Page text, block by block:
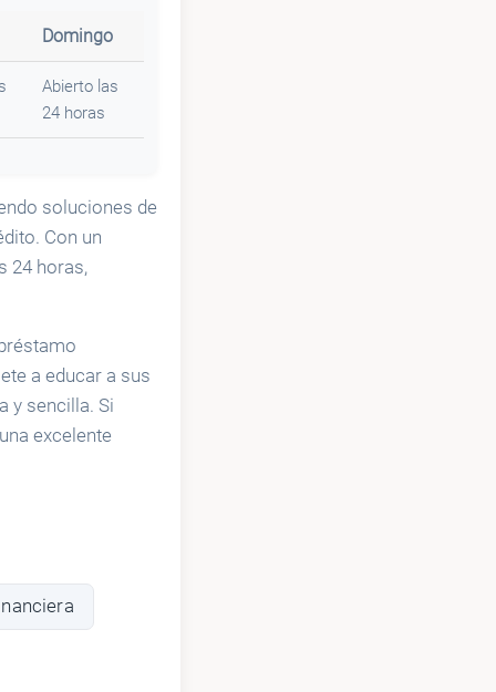
Domingo
Abierto las
24 horas
soluciones de
Con un
24 horas,
a educar a sus
y sencilla. Si
excelente